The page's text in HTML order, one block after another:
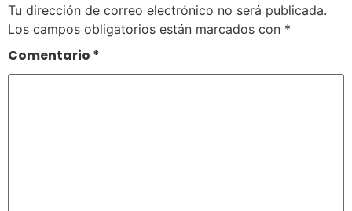
Tu dirección de correo electrónico no será publicada.
Los campos obligatorios están marcados con *
Comentario *